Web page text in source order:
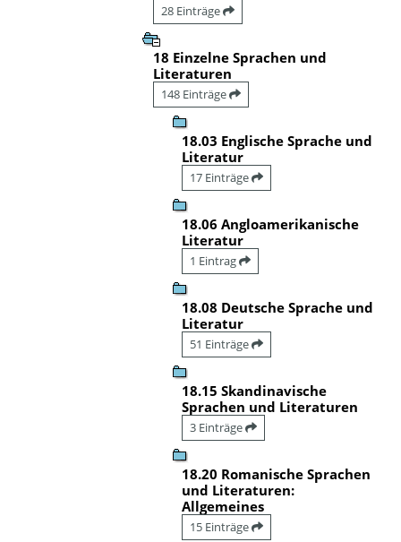
28 Einträge
18 Einzelne Sprachen und
Literaturen
148 Einträge
18.03 Englische Sprache und
Literatur
17 Einträge
18.06 Angloamerikanische
Literatur
1 Eintrag
18.08 Deutsche Sprache und
Literatur
51 Einträge
18.15 Skandinavische
Sprachen und Literaturen
3 Einträge
18.20 Romanische Sprachen
und Literaturen:
Allgemeines
15 Einträge